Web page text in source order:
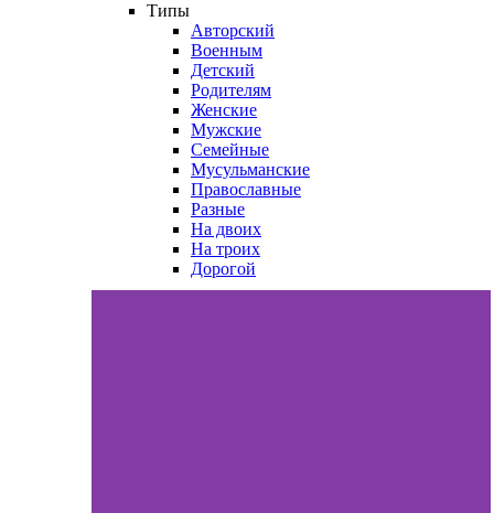
Типы
Авторский
Военным
Детский
Родителям
Женские
Мужские
Семейные
Мусульманские
Православные
Разные
На двоих
На троих
Дорогой